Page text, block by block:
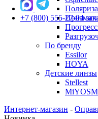
По бренду
Essilor
HOYA
Детские линзы
Stellest
+7 (800) 555-27-04
Интернет-магазин -